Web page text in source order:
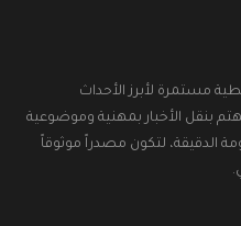
مستمرة لأبرز الأحداث
بنقل الأخبار بمهنية وموضوعية
الدقيقة، لتكون مصدراً موثوقاً